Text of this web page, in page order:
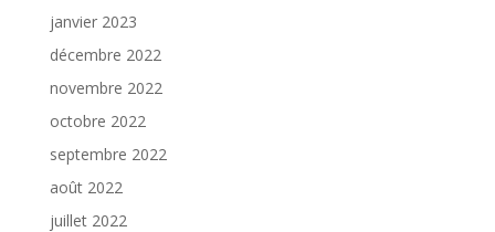
janvier 2023
décembre 2022
novembre 2022
octobre 2022
septembre 2022
août 2022
juillet 2022